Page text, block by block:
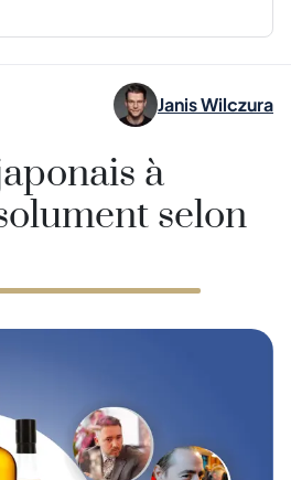
Janis Wilczura
à
selon